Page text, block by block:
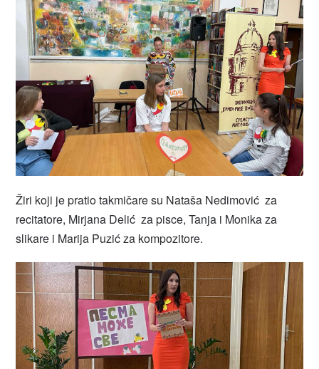
Žiri koji je pratio takmičare su Nataša Nedimović za
recitatore, Mirjana Delić za pisce, Tanja i Monika za
slikare i Marija Puzić za kompozitore.